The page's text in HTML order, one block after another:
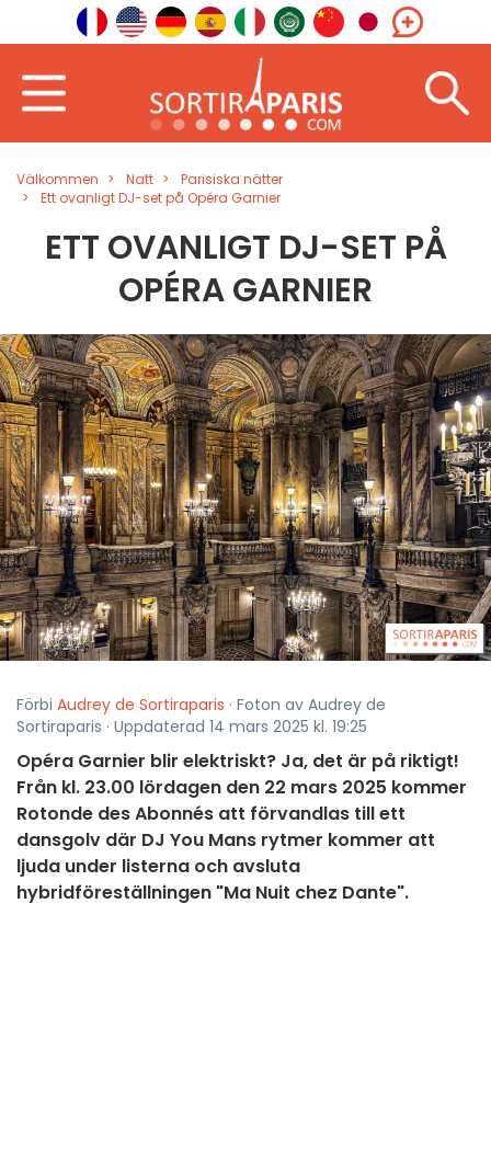
Välkommen Natt
Parisiska nätter
Ett ovanligt DJ-set på Opéra Garnier
ETT OVANLIGT DJ-SET PÅ
OPÉRA GARNIER
Förbi Audrey de Sortiraparis · Foton av Audrey de
Sortiraparis · Uppdaterad 14 mars 2025 kl. 19:25
Opéra Garnier blir elektriskt? Ja, det är på riktigt!
Från kl. 23.00 lördagen den 22 mars 2025 kommer
Rotonde des Abonnés att förvandlas till ett
dansgolv där DJ You Mans rytmer kommer att
ljuda under listerna och avsluta
hybridföreställningen "Ma Nuit chez Dante".